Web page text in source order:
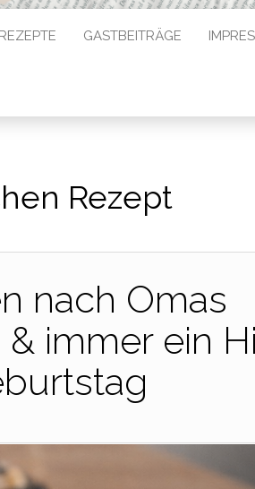
REZEPTE GASTBEITRÄGE
Rezept
nach Omas
immer ein